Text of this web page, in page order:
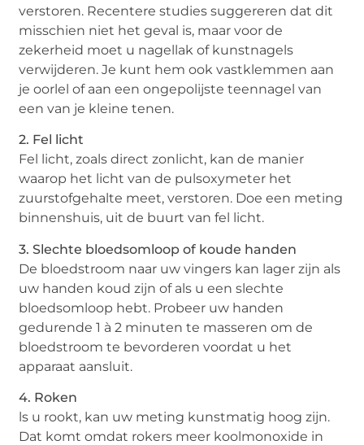
verstoren. Recentere studies suggereren dat dit
misschien niet het geval is, maar voor de
zekerheid moet u nagellak of kunstnagels
verwijderen. Je kunt hem ook vastklemmen aan
je oorlel of aan een ongepolijste teennagel van
een van je kleine tenen.
2. Fel licht
Fel licht, zoals direct zonlicht, kan de manier
waarop het licht van de pulsoxymeter het
zuurstofgehalte meet, verstoren. Doe een meting
binnenshuis, uit de buurt van fel licht.
3. Slechte bloedsomloop of koude handen
De bloedstroom naar uw vingers kan lager zijn als
uw handen koud zijn of als u een slechte
bloedsomloop hebt. Probeer uw handen
gedurende 1 à 2 minuten te masseren om de
bloedstroom te bevorderen voordat u het
apparaat aansluit.
4. Roken
ls u rookt, kan uw meting kunstmatig hoog zijn.
Dat komt omdat rokers meer koolmonoxide in